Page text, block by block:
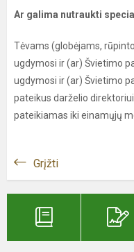
Ar galima nutraukti
Tėvams (globėjams,
ugdymosi ir (ar) Švietimo
ugdymosi ir (ar) Švietimo
pateikus darželio
pateikiamas iki einamųjų
Grįžti